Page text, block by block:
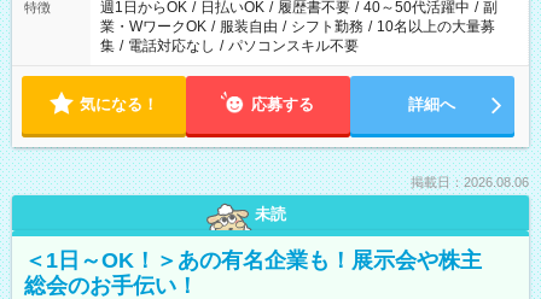
特徴 週1日からOK / 日払いOK / 履歴書不要 / 40～50代活躍中 / 副
業・WワークOK / 服装自由 / シフト勤務 / 10名以上の大量募
集 / 電話対応なし / パソコンスキル不要
気になる！ 応募する 詳細へ
掲載日：2026.08.06
未読
＜1日～OK！＞あの有名企業も！展示会や株主
総会のお手伝い！